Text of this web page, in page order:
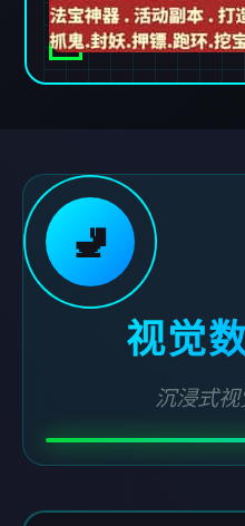
🚽
视觉
沉浸式